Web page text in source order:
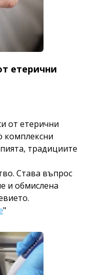
етерични
от етерични
комплексни
традициите
Става въпрос
и обмислена
"